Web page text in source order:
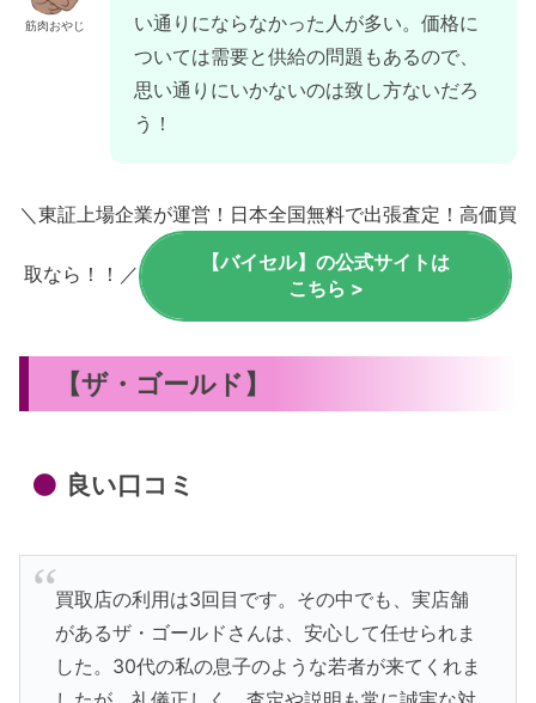
筋肉おやじ
い通りにならなかった人が多い。価格に
ついては需要と供給の問題もあるので、
思い通りにいかないのは致し方ないだろ
う！
＼東証上場企業が運営！日本全国無料で出張査定！高価買
取なら！！／
【バイセル】の公式サイトは
こちら >
【ザ・ゴールド】
良い口コミ
買取店の利用は3回目です。その中でも、実店舗
があるザ・ゴールドさんは、安心して任せられま
した。30代の私の息子のような若者が来てくれま